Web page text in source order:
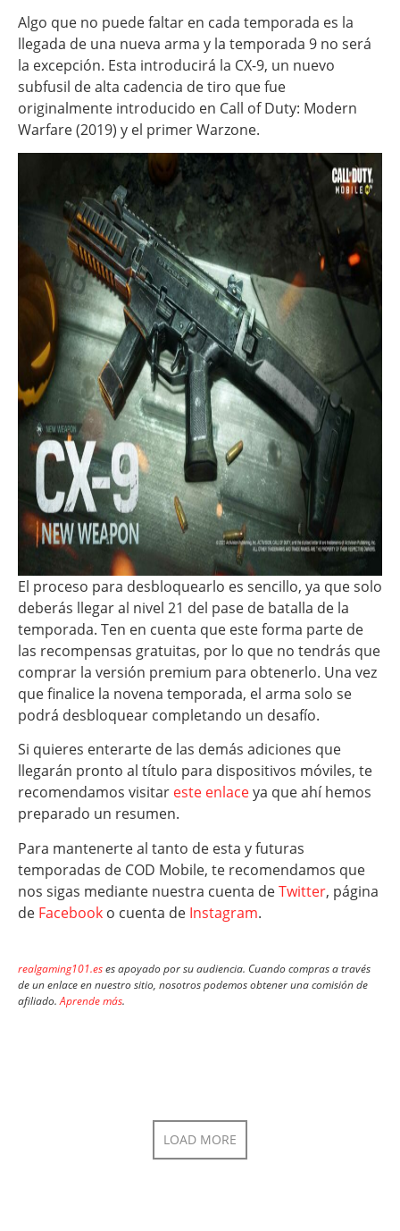
Algo que no puede faltar en cada temporada es la
llegada de una nueva arma y la temporada 9 no será
la excepción. Esta introducirá la CX-9, un nuevo
subfusil de alta cadencia de tiro que fue
originalmente introducido en Call of Duty: Modern
Warfare (2019) y el primer Warzone.
El proceso para desbloquearlo es sencillo, ya que solo
deberás llegar al nivel 21 del pase de batalla de la
temporada. Ten en cuenta que este forma parte de
las recompensas gratuitas, por lo que no tendrás que
comprar la versión premium para obtenerlo. Una vez
que finalice la novena temporada, el arma solo se
podrá desbloquear completando un desafío.
Si quieres enterarte de las demás adiciones que
llegarán pronto al título para dispositivos móviles, te
recomendamos visitar este enlaceya que ahí hemos
preparado un resumen.
Para mantenerte al tanto de esta y futuras
temporadas de COD Mobile, te recomendamos que
nos sigas mediante nuestra cuenta deTwitter, página
de Facebook o cuenta de Instagram.
realgaming101.eses apoyado por su audiencia. Cuando compras a través
de un enlace en nuestro sitio, nosotros podemos obtener una comisión de
afiliado.Aprende más.
LOAD MORE